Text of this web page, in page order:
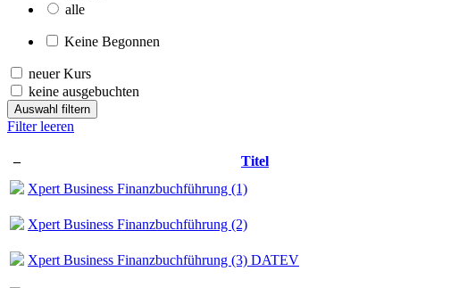
alle
Keine Begonnen
neuer Kurs
keine ausgebuchten
Auswahl filtern
Filter leeren
– Titel
Xpert Business Finanzbuchführung (1)
Xpert Business Finanzbuchführung (2)
Xpert Business Finanzbuchführung (3) DATEV